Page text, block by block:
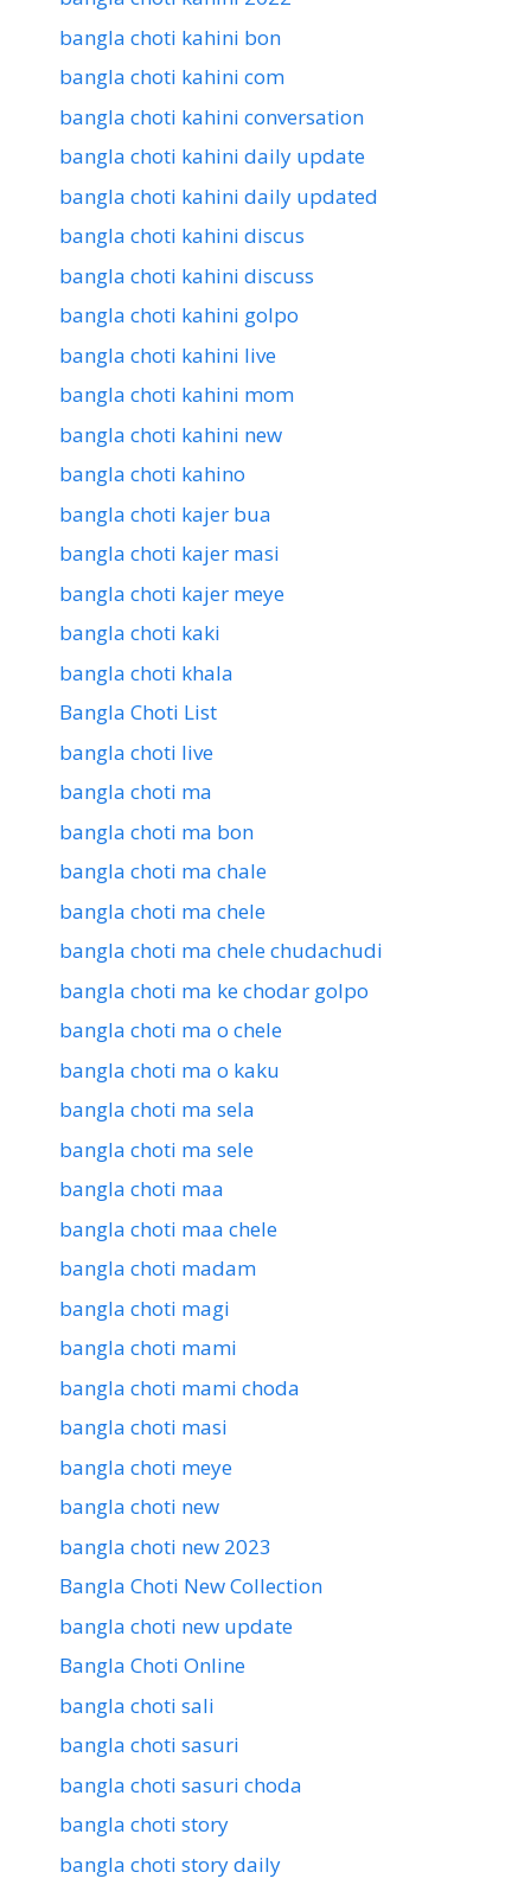
bangla choti kahini bon
bangla choti kahini com
bangla choti kahini conversation
bangla choti kahini daily update
bangla choti kahini daily updated
bangla choti kahini discus
bangla choti kahini discuss
bangla choti kahini golpo
bangla choti kahini live
bangla choti kahini mom
bangla choti kahini new
bangla choti kahino
bangla choti kajer bua
bangla choti kajer masi
bangla choti kajer meye
bangla choti kaki
bangla choti khala
Bangla Choti List
bangla choti live
bangla choti ma
bangla choti ma bon
bangla choti ma chale
bangla choti ma chele
bangla choti ma chele chudachudi
bangla choti ma ke chodar golpo
bangla choti ma o chele
bangla choti ma o kaku
bangla choti ma sela
bangla choti ma sele
bangla choti maa
bangla choti maa chele
bangla choti madam
bangla choti magi
bangla choti mami
bangla choti mami choda
bangla choti masi
bangla choti meye
bangla choti new
bangla choti new 2023
Bangla Choti New Collection
bangla choti new update
Bangla Choti Online
bangla choti sali
bangla choti sasuri
bangla choti sasuri choda
bangla choti story
bangla choti story daily